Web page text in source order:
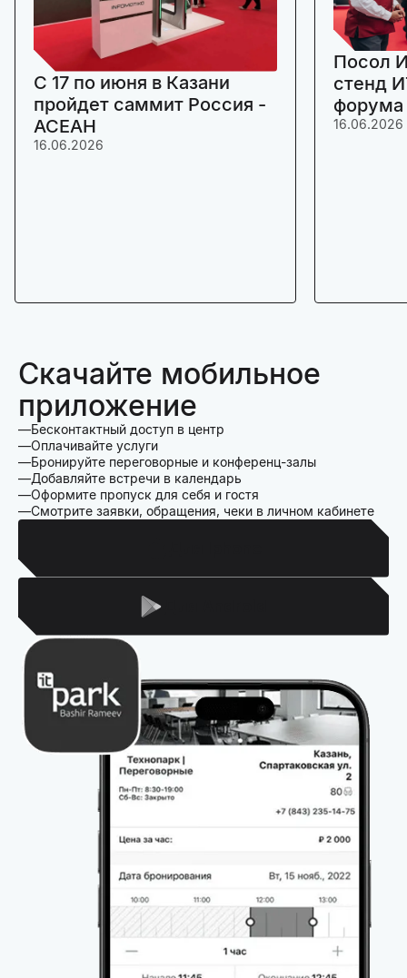
C 17 по июня в Казани
пройдет саммит Россия -
АСЕАН
16.06.2026
Посол
стенд
16.06.2026
Скачайте мобильное
приложение
Бесконтактный доступ в центр
Оплачивайте услуги
Бронируйте переговорные и конференц-залы
Добавляйте встречи в календарь
Оформите пропуск для себя и гостя
Смотрите заявки, обращения, чеки в личном кабинете